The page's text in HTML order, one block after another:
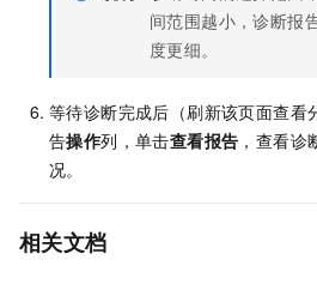
间范围越小，诊断报
度更细。
等待诊断完成后（刷新该页面查看
告操作列，单击查看报告 ，查看
况。
相关文档